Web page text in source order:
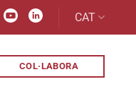
CAT
COL·LABORA